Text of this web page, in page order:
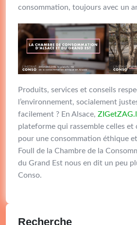
consommation, toujours avec un
Produits, services et conseils
l’environnement, socialement
facilement ? En Alsace,
plateforme qui rassemble celles et
pour une consommation éthique
Foull de la Chambre de la
du Grand Est nous en dit un peu
Conso.
Recherche